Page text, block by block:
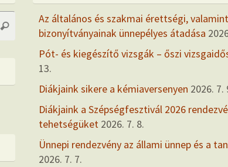
Search
Search
Az általános és szakmai érettségi,
bizonyítványainak ünnepélyes átadása
Pót- és kiegészítő vizsgák – őszi
13.
Diákjaink sikere a kémiaversenyen 2026. 7.
Diákjaink a Szépségfesztivál 2026
tehetségüket 2026. 7. 8.
Ünnepi rendezvény az állami ünnep és a
2026. 7. 7.